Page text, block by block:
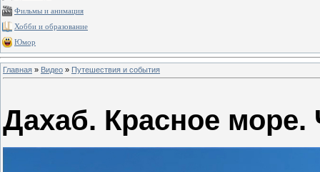
Фильмы и анимация
Хобби и образование
Юмор
Главная » Видео » Путешествия и события
Дахаб. Красное море.